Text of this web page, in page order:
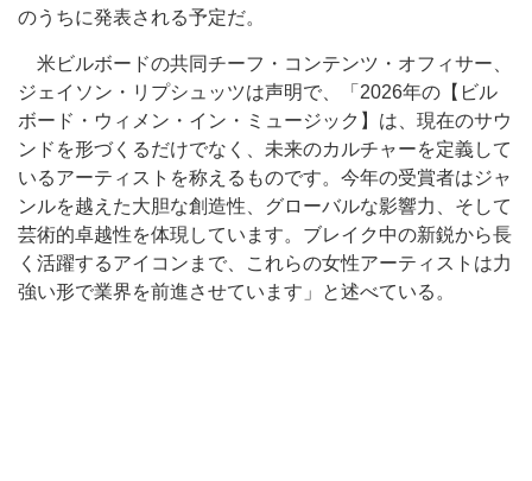
のうちに発表される予定だ。
米ビルボードの共同チーフ・コンテンツ・オフィサー、
ジェイソン・リプシュッツは声明で、「2026年の【ビル
ボード・ウィメン・イン・ミュージック】は、現在のサウ
ンドを形づくるだけでなく、未来のカルチャーを定義して
いるアーティストを称えるものです。今年の受賞者はジャ
ンルを越えた大胆な創造性、グローバルな影響力、そして
芸術的卓越性を体現しています。ブレイク中の新鋭から長
く活躍するアイコンまで、これらの女性アーティストは力
強い形で業界を前進させています」と述べている。